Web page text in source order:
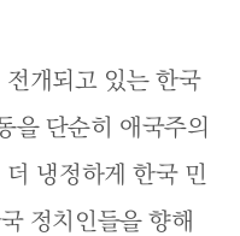
개되고 있는 한국
을 단순히 애국주의
냉정하게 한국 민
정치인들을 향해